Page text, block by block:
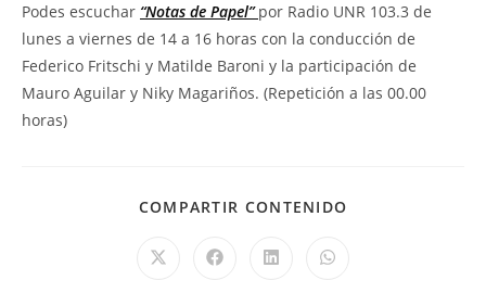
Podes escuchar “Notas de Papel” por Radio UNR 103.3 de
lunes a viernes de 14 a 16 horas con la conducción de
Federico Fritschi y Matilde Baroni y la participación de
Mauro Aguilar y Niky Magariños. (Repetición a las 00.00
horas)
COMPARTIR CONTENIDO